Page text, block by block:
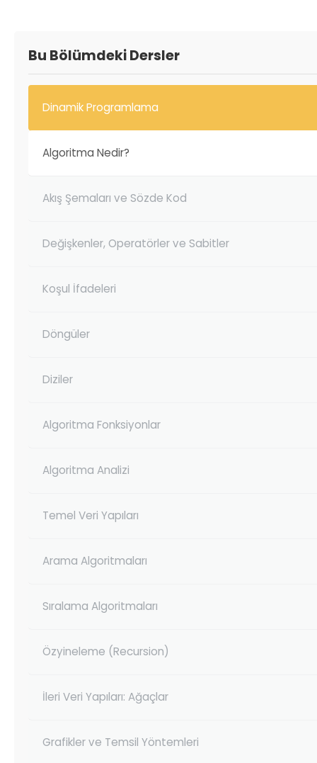
Bu Bölümdeki Dersler
Dinamik Programlama
Algoritma Nedir?
Akış Şemaları ve Sözde Kod
Değişkenler, Operatörler ve Sabitler
Koşul İfadeleri
Döngüler
Diziler
Algoritma Fonksiyonlar
Algoritma Analizi
Temel Veri Yapıları
Arama Algoritmaları
Sıralama Algoritmaları
Özyineleme (Recursion)
İleri Veri Yapıları: Ağaçlar
Grafikler ve Temsil Yöntemleri